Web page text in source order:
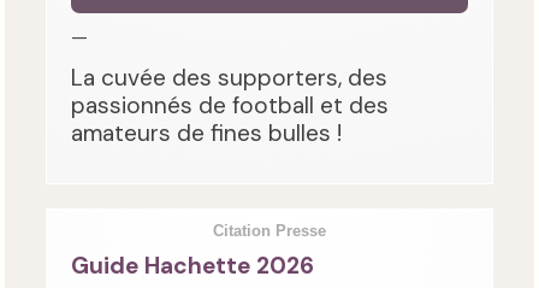
—
La cuvée des supporters, des
passionnés de football et des
amateurs de fines bulles !
Citation Presse
Guide Hachette 2026